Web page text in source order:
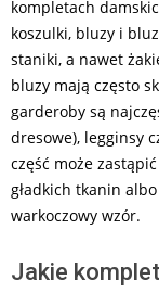
kompletach
koszulki, bluzy i
staniki, a nawet
bluzy mają często
garderoby są
dresowe), legginsy
część może zastąpić
gładkich tkanin
warkoczowy wzór.
Jakie